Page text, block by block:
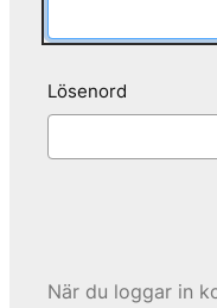
Lösenord
När du loggar in